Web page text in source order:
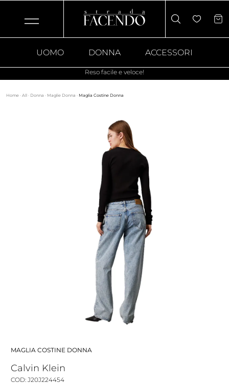
UOMO DONNA ACCESSORI
Reso facile e veloce!
Home · All · Donna · Maglie Donna · Maglia Costine Donna
MAGLIA COSTINE DONNA
Calvin Klein
COD: J20J224454